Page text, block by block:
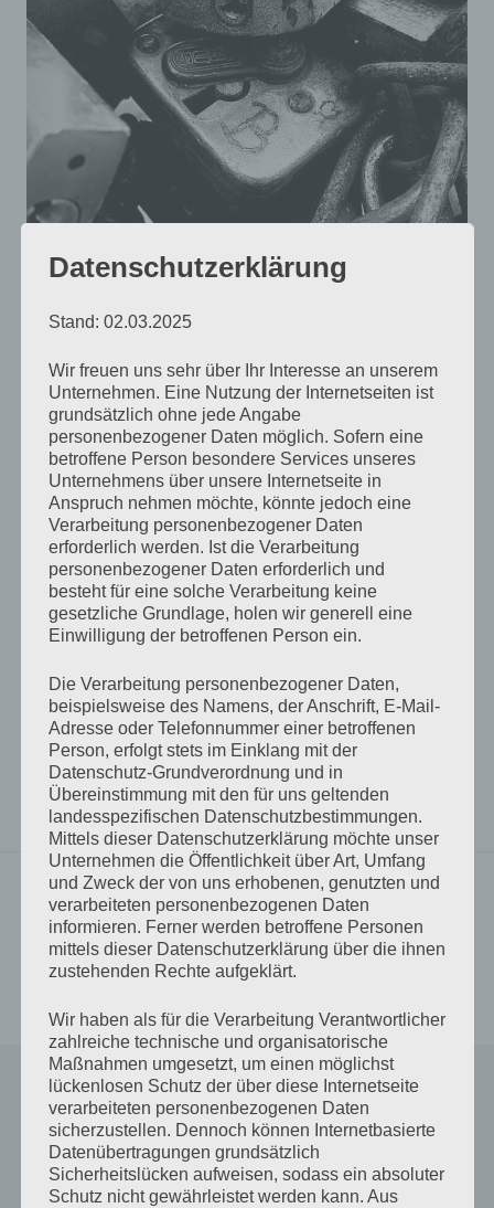
Du steckst
in jedem Detail.
Ich kann nicht
durch die Welt gehen,
ohne Dich
in ihr zu sehen.
Schlagwörter Antje schreibt
die B-Seite
eigene Federn
Gedichte Liebe
Lyrik
Mit meinen Augen
wortweise
Beitrags-
Navigation
Vorheriger Beitrag
Was bleibt
Schreibe einen Kommentar
Deine E-Mail-Adresse wird nicht veröffentlicht.
Erforderliche Felder sind mit*markiert
Datenschutzerklärung
Stand: 02.03.2025
Wir freuen uns sehr über Ihr Interesse an unserem
Unternehmen. Eine Nutzung der Internetseiten ist
grundsätzlich ohne jede Angabe
personenbezogener Daten möglich. Sofern eine
betroffene Person besondere Services unseres
Unternehmens über unsere Internetseite in
Anspruch nehmen möchte, könnte jedoch eine
Verarbeitung personenbezogener Daten
erforderlich werden. Ist die Verarbeitung
personenbezogener Daten erforderlich und
besteht für eine solche Verarbeitung keine
gesetzliche Grundlage, holen wir generell eine
Einwilligung der betroffenen Person ein.
Die Verarbeitung personenbezogener Daten,
beispielsweise des Namens, der Anschrift, E-Mail-
Adresse oder Telefonnummer einer betroffenen
Person, erfolgt stets im Einklang mit der
Datenschutz-Grundverordnung und in
Übereinstimmung mit den für uns geltenden
landesspezifischen Datenschutzbestimmungen.
Mittels dieser Datenschutzerklärung möchte unser
Unternehmen die Öffentlichkeit über Art, Umfang
und Zweck der von uns erhobenen, genutzten und
verarbeiteten personenbezogenen Daten
informieren. Ferner werden betroffene Personen
mittels dieser Datenschutzerklärung über die ihnen
zustehenden Rechte aufgeklärt.
Wir haben als für die Verarbeitung Verantwortlicher
zahlreiche technische und organisatorische
Maßnahmen umgesetzt, um einen möglichst
lückenlosen Schutz der über diese Internetseite
verarbeiteten personenbezogenen Daten
sicherzustellen. Dennoch können Internetbasierte
Datenübertragungen grundsätzlich
Sicherheitslücken aufweisen, sodass ein absoluter
Schutz nicht gewährleistet werden kann. Aus